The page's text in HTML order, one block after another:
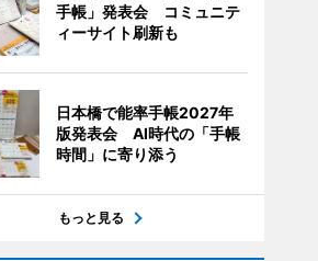
手帳」発表会 コミュニテ
ィーサイト刷新も
日本橋で能率手帳2027年
版発表会 AI時代の「手帳
時間」に寄り添う
もっと見る